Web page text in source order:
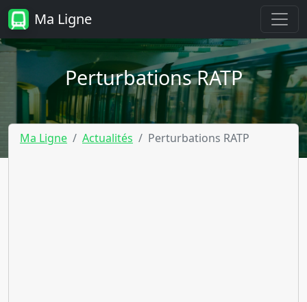
Ma Ligne
Perturbations RATP
Ma Ligne Actualités Perturbations RATP